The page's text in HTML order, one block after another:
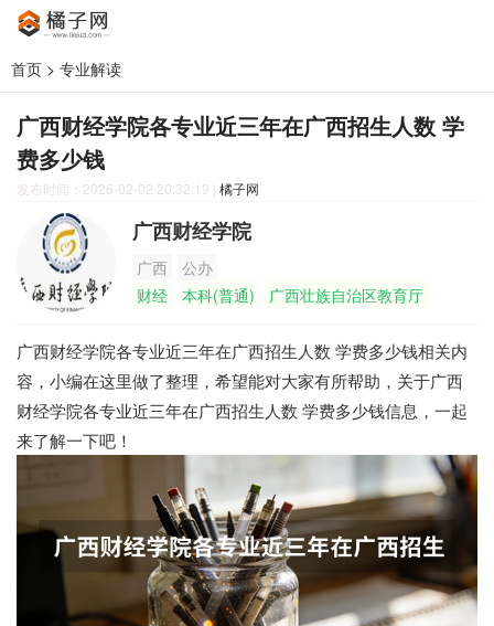
首页 > 专业解读
广西财经学院各专业近三年在广西招生人数 学
费多少钱
发布时间：2026-02-02 20:32:19 | 橘子网
广西财经学院
广西
公办
财经
本科(普通) 广西壮族自治区教育厅
广西财经学院各专业近三年在广西招生人数 学费多少钱相关内
容，小编在这里做了整理，希望能对大家有所帮助，关于广西
财经学院各专业近三年在广西招生人数 学费多少钱信息，一起
来了解一下吧！